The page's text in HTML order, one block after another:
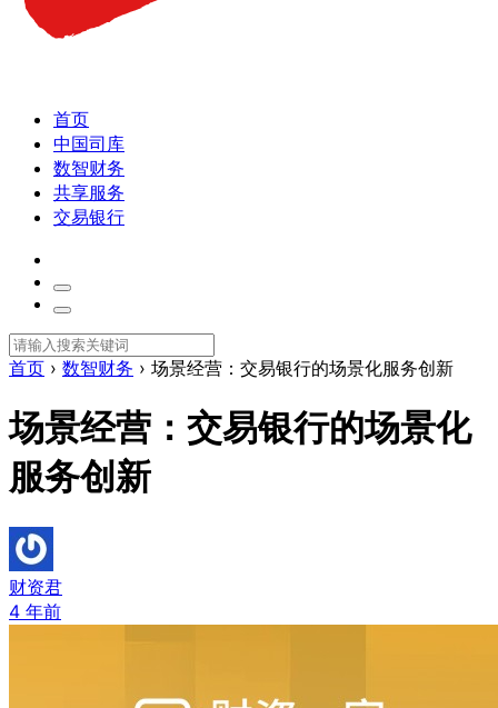
首页
中国司库
数智财务
共享服务
交易银行
首页 › 数智财务 › 场景经营：交易银行的场景化服务创新
场景经营：交易银行的场景化
服务创新
财资君
4 年前